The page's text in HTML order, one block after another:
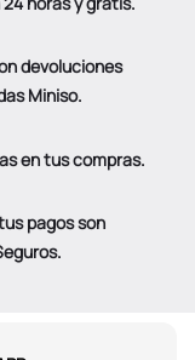
horas y gratis.
devoluciones
Miniso.
en tus compras.
pagos son